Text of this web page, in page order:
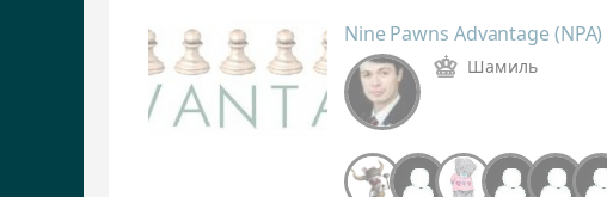
Nine Pawns Advantage (NPA)
Шамиль